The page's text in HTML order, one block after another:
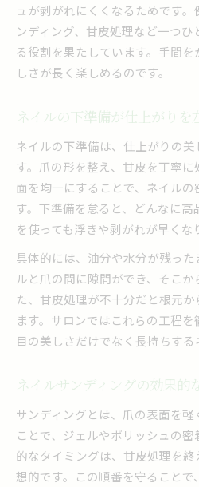
仕上がりの差はネイル
プレパレーション不足が招
ネイルプレパ不足によ
トラブル予防に効くネ
ネイル持ちが悪い時に
プレパ不足サインと
サンディングのコツで美し
ネイルサンディングの
マシンでのネイルプレ
美しい仕上がりへ導く
ネイルプレナリーで失
ジェイリーネイルでの
時短で叶えるネイルプレパ
忙しい人向けネイルプ
短時間でも仕上がるネ
時短しながらも持ちが
ジェリーネイル派にお
ュが剥がれにくくなるためです
ンディング、甘皮処理など一つ
る役割を果たしています。手間
しさが長く楽しめるのです。
ネイルの下準備が仕上がりを
ネイルの下準備は、仕上がりの
す。爪の形を整え、甘皮を丁寧
面を均一にすることで、ネイル
す。下準備を怠ると、どんなに
を使っても浮きや剥がれが早くな
具体的には、油分や水分が残っ
ルと爪の間に隙間ができ、そこ
た、甘皮処理が不十分だと根元
ます。サロンではこれらの工程
目の美しさだけでなく長持ちする
ネイルサンディングの効果的
サンディングとは、爪の表面を
ことで、ジェルやポリッシュの
的なタイミングは、甘皮処理を
想的です。この順番を守ること